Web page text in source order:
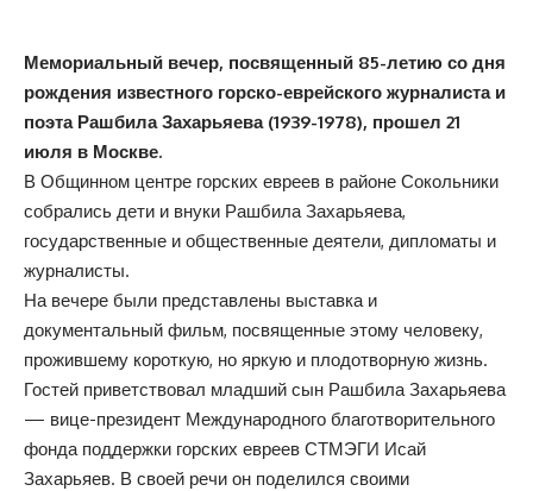
Мемориальный вечер, посвященный 85-летию со дня
рождения известного горско-еврейского журналиста и
поэта Рашбила Захарьяева (1939-1978), прошел 21
июля в Москве.
В Общинном центре горских евреев в районе Сокольники
собрались дети и внуки Рашбила Захарьяева,
государственные и общественные деятели, дипломаты и
журналисты.
На вечере были представлены выставка и
документальный фильм, посвященные этому человеку,
прожившему короткую, но яркую и плодотворную жизнь.
Гостей приветствовал младший сын Рашбила Захарьяева
— вице-президент Международного благотворительного
фонда поддержки горских евреев СТМЭГИ Исай
Захарьяев. В своей речи он поделился своими